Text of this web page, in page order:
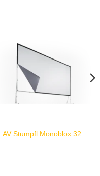
AV Stumpfl Monoblox 32